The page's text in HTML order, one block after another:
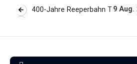
400-Jahre Reeperbahn Touren
9 Aug.